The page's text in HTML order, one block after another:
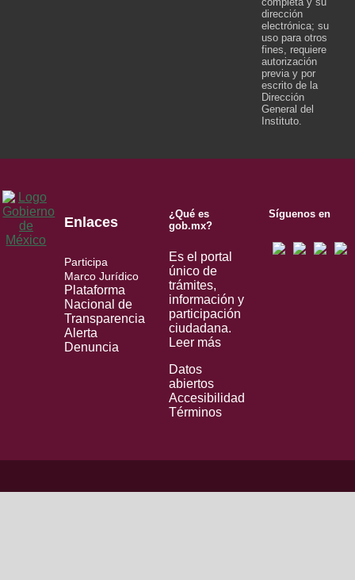
dirección
electrónica; su
uso para otros
fines, requiere
autorización
previa y por
escrito de la
Dirección
General del
Instituto.
Enlaces
Participa
Marco Jurídico
Plataforma
Nacional de
Transparencia
Alerta
Denuncia
¿Qué es
gob.mx?
Es el portal
único de
trámites,
información y
participación
ciudadana.
Leer más
Datos
abiertos
Accesibilidad
Términos
Síguenos en